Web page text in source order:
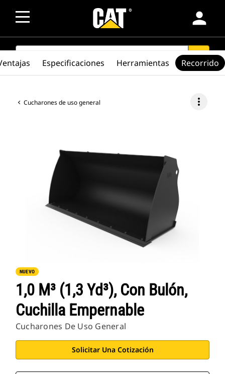
person
SEARCH search
Cucharones de uso general more_vert
NUEVO
1,0 M³ (1,3 Yd³), Con Bulón,
Cuchilla Empernable
Cucharones De Uso General
Solicitar Una Cotización
Especificaciones Herramientas Recorrido